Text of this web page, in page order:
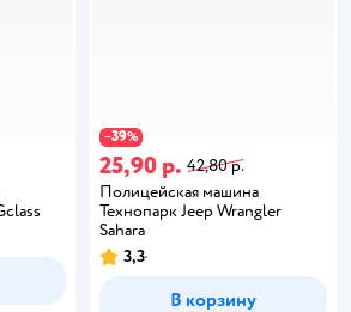
−39%
25,90 р. 42,80 р.
Полицейская машина
Технопарк Jeep Wrangler
Sahara
3,3
В корзину